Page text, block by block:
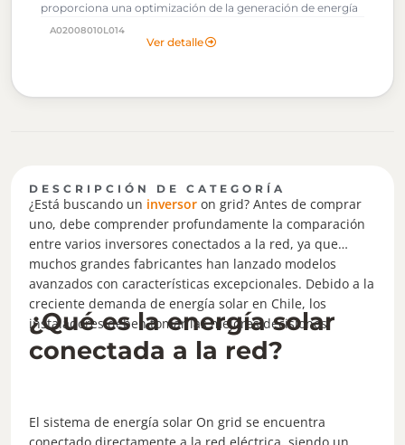
proporciona una optimización de la generación de energía
fotovoltaica.Al solicitar tu cotización podrás descargar
gratuitamente los Archivos OND de este Inversor
A02008010L014
Ver detalle
DESCRIPCIÓN DE CATEGORÍA
¿Está buscando un inversor on grid? Antes de comprar
uno, debe comprender profundamente la comparación
entre varios inversores conectados a la red, ya que
muchos grandes fabricantes han lanzado modelos
avanzados con características excepcionales. Debido a la
creciente demanda de energía solar en Chile, los
instaladores deben tomar las mejores decisiones.
¿Qué es la energía solar
conectada a la red?
El sistema de energía solar On grid se encuentra